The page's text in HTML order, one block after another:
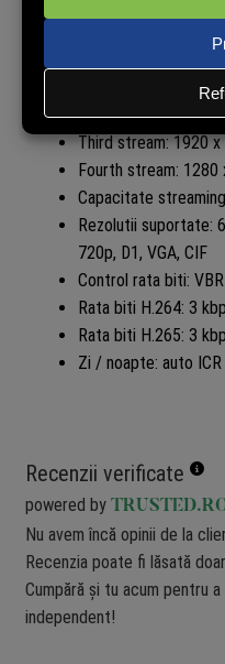
AI Coding: AI H.265,
Smart Codec: Smart
Main stream: 3072
Sub stream: 704 x
30 fps
Third stream: 1920
Fourth stream:
Capacitate
Rezolutii suportate:
720p, D1, VGA, CIF
Control rata biti:
Rata biti H.264: 3
Rata biti H.265: 3
Zi / noapte: auto
Recenzii verificate
powered by
Nu avem încă opinii de la
Recenzia poate fi lăsată
Cumpără și tu acum pentru
independent!